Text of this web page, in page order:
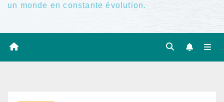
un monde en constante évolution.